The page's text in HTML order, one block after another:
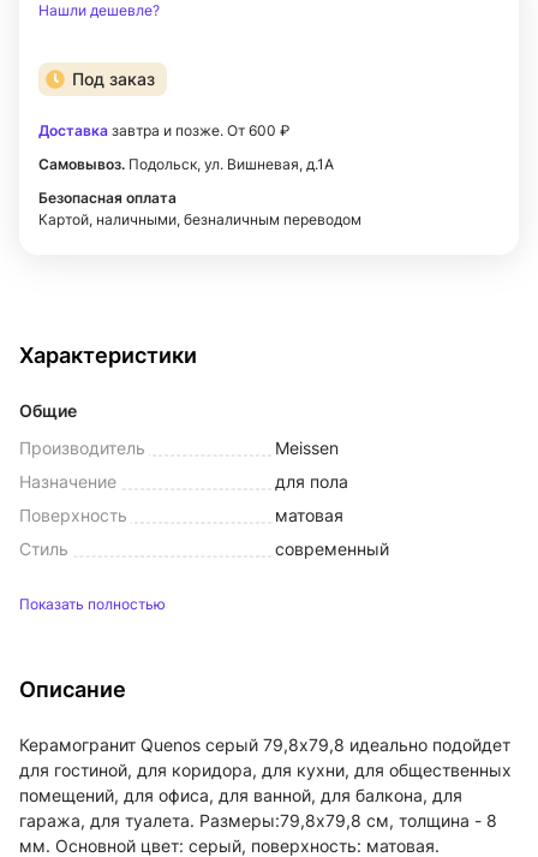
Нашли дешевле?
Под заказ
Доставка завтра и позже. От 600 ₽
Самовывоз. Подольск, ул. Вишневая, д.1А
Безопасная оплата
Картой, наличными, безналичным переводом
Характеристики
Общие
Производитель
Meissen
Назначение
для пола
Поверхность
матовая
Стиль
современный
Показать полностью
Описание
Керамогранит Quenos серый 79,8x79,8 идеально подойдет
для гостиной, для коридора, для кухни, для общественных
помещений, для офиса, для ванной, для балкона, для
гаража, для туалета. Размеры:79,8x79,8 см, толщина - 8
мм. Основной цвет: серый, поверхность: матовая.